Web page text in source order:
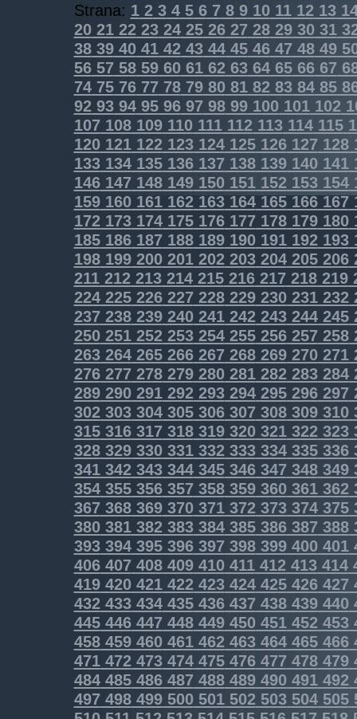
Strana: 12345678910111213
202122232425262728293031
383940414243444546474849
565758596061626364656667
747576777879808182838485
9293949596979899100101102
107108109110111112113114115
120121122123124125126127 128
133134135136137138139140 141
146147148149150151152153154
159160161162163164165166167
172173174175176177178179180
185186187188189190191192193
198199200201202203204205206
211212213214215216217218219
224225226227228229230231232
237238239240241242243244245
250251252253254255256257258
263264265266267268269270271
276277278279280281282283284
289290291292293294295296297
302303304305306307308309310
315316317318319320321322323
328329330331332333334335336
341342343344345346347348349
354355356357358359360361362
367368369370371372373374375
380381382383384385386387 388
393394395396397398399400401
406407408409410411412413414
419420421422423424425426427
432433434435436437438439440
445446447448449450451452453
458459460461462463464465466
471472473474475476477 478479
484485486487 488489490491492
497498499500501502503504505